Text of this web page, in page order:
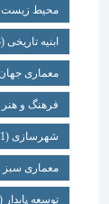
محیط زیست(62)
ابنیه تاریخی(53)
معماری جهان (47)
فرهنگ و هنر(46)
شهرسازی(41)
معماری سبز(31)
توسعه پایدار(26)